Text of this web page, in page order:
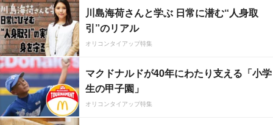
川島海荷さんと学ぶ 日常に潜む“人身取
引”のリアル
オリコンタイアップ特集
マクドナルドが40年にわたり支える「小学
生の甲子園」
オリコンタイアップ特集